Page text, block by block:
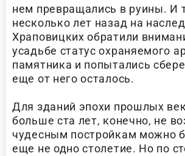
нем превращались в руины. И
несколько лет назад на
Храповицких обратили
усадьбе статус охраняемого
памятника и попытались
еще от него осталось.
Для зданий эпохи прошлых
больше ста лет, конечно, не
чудесным постройкам можно
еще не одно столетие. Но по